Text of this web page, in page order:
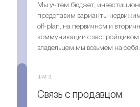
Мы учтем бюджет,
представим варианты
off-plan, на первичном и
коммуникации с
владельцем мы возьмем на себя.
ШАГ 3.
Связь с продавцом